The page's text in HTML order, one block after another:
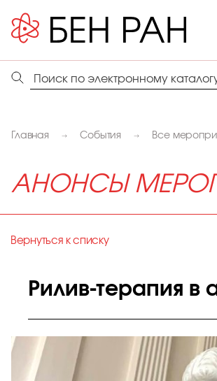
Главная События Все
АНОНСЫ
Вернуться к списку
Рилив-терапия в